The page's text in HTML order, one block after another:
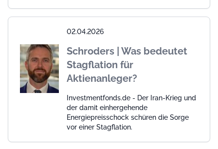
02.04.2026
Schroders | Was bedeutet
Stagflation für
Aktienanleger?
Investmentfonds.de - Der Iran-Krieg und
der damit einhergehende
Energiepreisschock schüren die Sorge
vor einer Stagflation.